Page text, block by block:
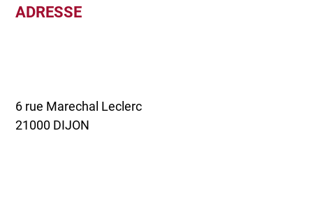
ADRESSE
6 rue Marechal Leclerc
21000 DIJON